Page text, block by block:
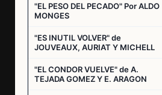
"EL PESO DEL PECADO" Por ALDO
MONGES
"ES INUTIL VOLVER" de
JOUVEAUX, AURIAT Y MICHELL
"EL CONDOR VUELVE" de A.
TEJADA GOMEZ Y E. ARAGON